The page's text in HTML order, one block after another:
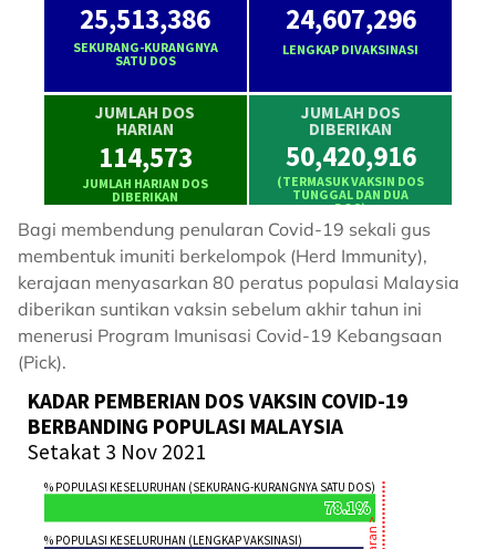
Bagi membendung penularan Covid-19 sekali gus
membentuk imuniti berkelompok (Herd Immunity),
kerajaan menyasarkan 80 peratus populasi Malaysia
diberikan suntikan vaksin sebelum akhir tahun ini
menerusi Program Imunisasi Covid-19 Kebangsaan
(Pick).